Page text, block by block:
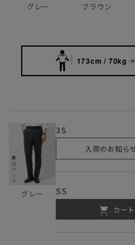
グレー ブラウン
173cm / 70kg
グレー
3S
入荷のお知ら
SS
カー